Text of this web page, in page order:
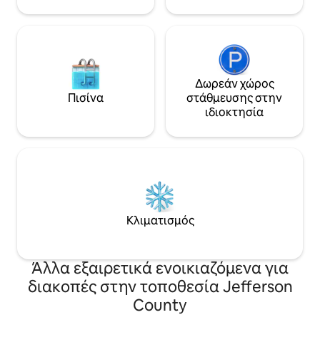
Πισίνα
Δωρεάν χώρος
στάθμευσης στην
ιδιοκτησία
Κλιματισμός
Άλλα εξαιρετικά ενοικιαζόμενα για
διακοπές στην τοποθεσία Jefferson
County